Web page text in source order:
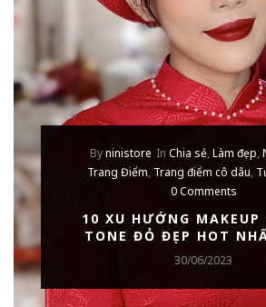
Byninistore In Chia sẻ,Làm đẹp,
Trang Điểm, Trang điểm cô dâu,
0 Comments
10 XU HƯỚNG MAKEUP
TONE ĐỎ ĐẸP HOT
30/06/2023